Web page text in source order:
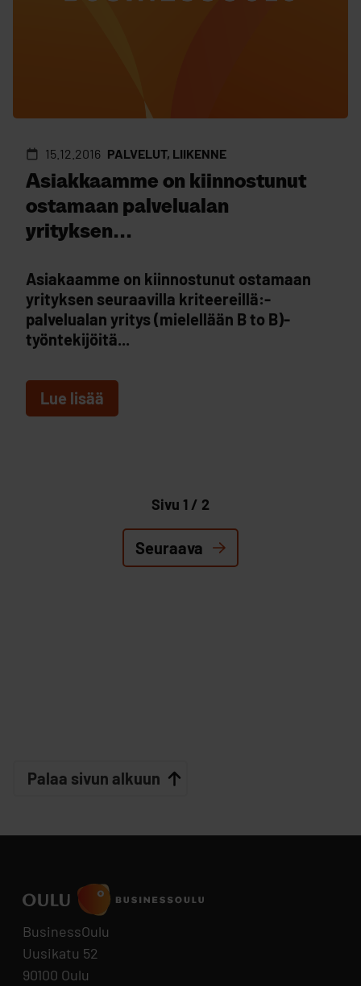
15.12.2016 PALVELUT, LIIKENNE
Asiakkaamme on kiinnostunut
ostamaan palvelualan
yrityksen...
Asiakaamme on kiinnostunut ostamaan
yrityksen seuraavilla kriteereillä:-
palvelualan yritys (mielellään B to B)-
työntekijöitä...
Lue lisää
Sivu 1 / 2
Seuraava
Palaa sivun alkuun
BusinessOulu
Uusikatu 52
90100 Oulu